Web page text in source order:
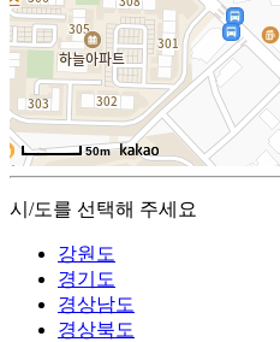
50m
시/도를 선택해 주세요
강원도
경기도
경상남도
경상북도